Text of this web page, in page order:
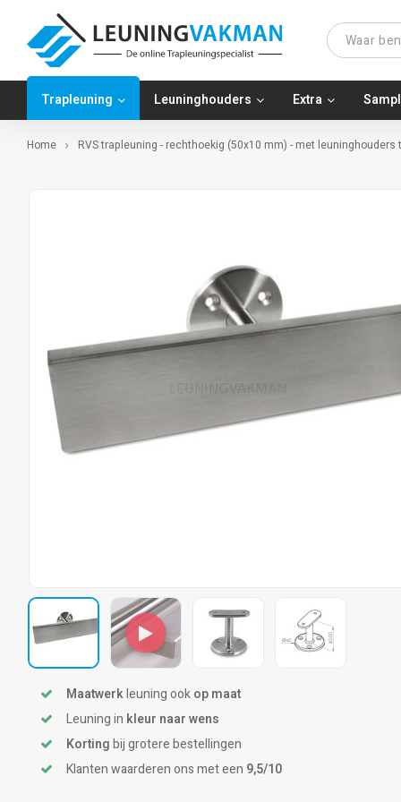
Trapleuning Leuninghouders Extra
Home RVS trapleuning - rechthoekig (50x10 mm) - met leuninghouders
Maatwerkleuning ookop maat
Leuning in kleur naar wens
Kortingbij grotere bestellingen
Klanten waarderen ons met een 9,5/10